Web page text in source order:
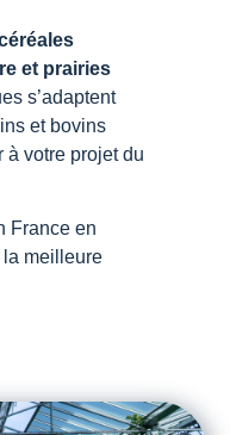
et prairies
s’adaptent
et bovins
à votre projet du
France en
meilleure